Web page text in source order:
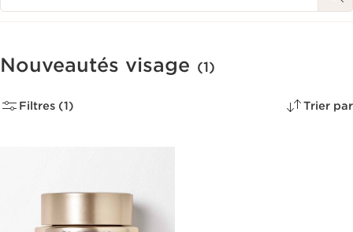
Nouveautés visage (1)
Filtres (1) Trier par